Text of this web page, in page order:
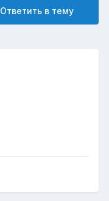
Ответить в тему